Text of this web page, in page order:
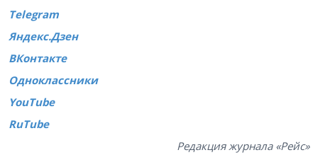
Telegram
Яндекс.Дзен
ВКонтакте
Одноклассники
YouTube
RuTube
Редакция журнала «Рейс»